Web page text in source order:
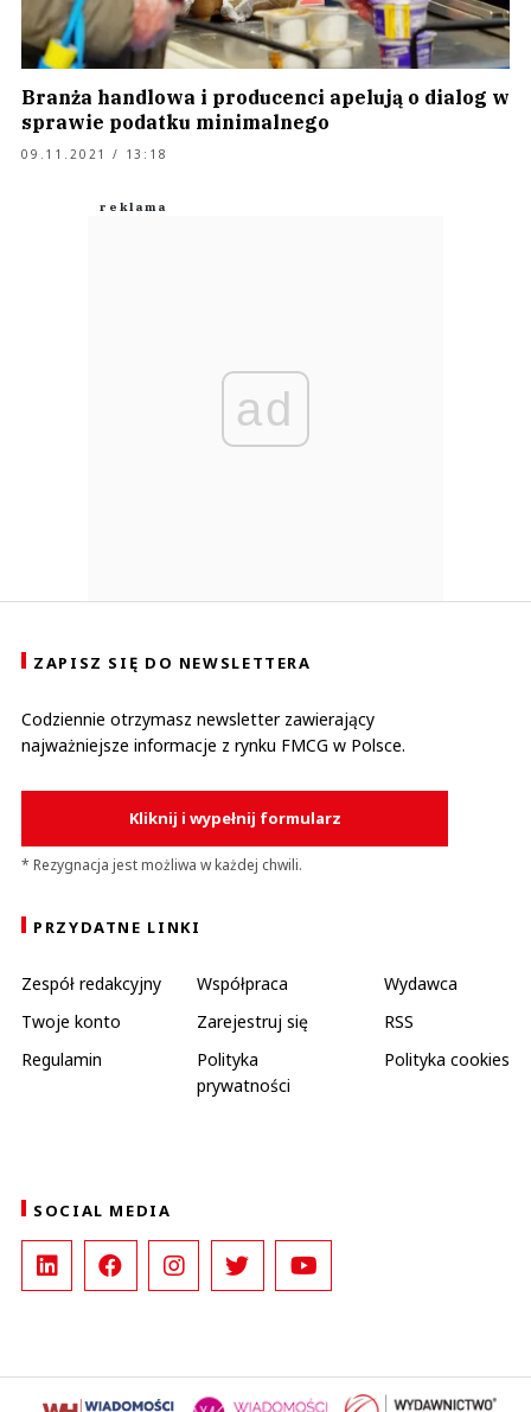
Branża handlowa i producenci apelują o dialog w
sprawie podatku minimalnego
09.11.2021 / 13:18
ad
ZAPISZ SIĘ DO NEWSLETTERA
Codziennie otrzymasz newsletter zawierający
najważniejsze informacje z rynku FMCG w Polsce.
Kliknij i wypełnij formularz
* Rezygnacja jest możliwa w każdej chwili.
PRZYDATNE LINKI
Zespół redakcyjny Współpraca
Wydawca
Twoje konto
Zarejestruj się
RSS
Regulamin
Polityka
prywatności
Polityka cookies
SOCIAL MEDIA